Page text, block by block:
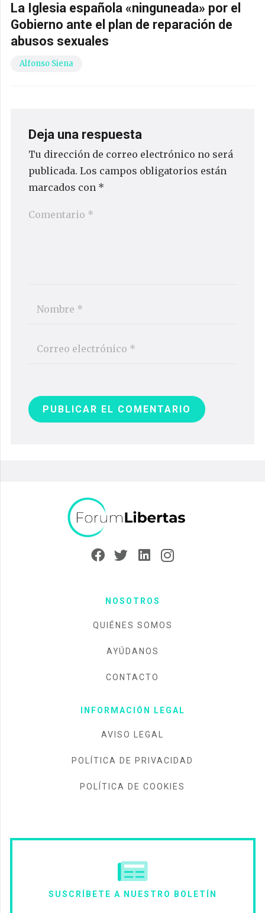
La Iglesia española «ninguneada» por el
Gobierno ante el plan de reparación de
abusos sexuales
Alfonso Siena
Deja una respuesta
Tu dirección de correo electrónico no será
publicada. Los campos obligatorios están
marcados con *
PUBLICAR EL COMENTARIO
NOSOTROS
QUIÉNES SOMOS
AYÚDANOS
CONTACTO
INFORMACIÓN LEGAL
AVISO LEGAL
POLÍTICA DE PRIVACIDAD
POLÍTICA DE COOKIES
SUSCRÍBETE A NUESTRO BOLETÍN